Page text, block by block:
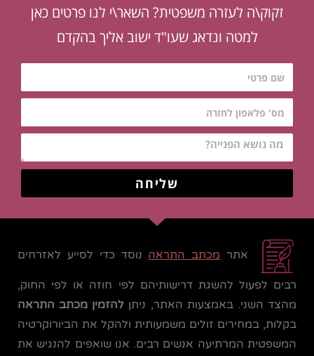
זקוק\ה לעזרה משפטית? השאר\י לנו פרטים כאן
למטה ונדאג שעו"ד ישוב אליך בהקדם
שליחה
אתר מכתב התראה נוסד כדי לסייע לאזרחים
רבים לפעול להשגת דרישותיהם לפי חוזה או לפי החוק,
מהצד השני. באמצעות האתר, ניתן להזמין מכתב התראה
בקלות, במחירים זולים משמעותית ולהקל את הביורוקרטיה
המשפטית המרתיעה אנשים רבים. אנו שואפים להנגיש את